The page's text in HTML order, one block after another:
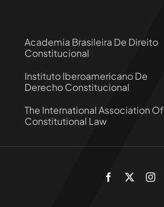
Academia Brasileira De Direito
Constitucional
Instituto Iberoamericano De
Derecho Constitucional
The International Association Of
Constitutional Law